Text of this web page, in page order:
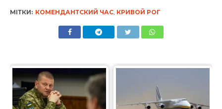
МІТКИ: КОМЕНДАНТСКИЙ ЧАС, КРИВОЙ РОГ